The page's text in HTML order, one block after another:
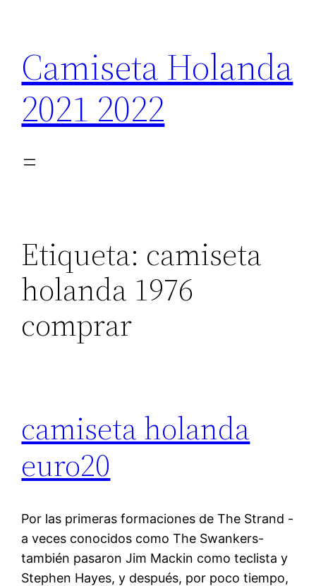
contenido
Camiseta Holanda
2021 2022
Etiqueta: camiseta
holanda 1976
comprar
camiseta holanda
euro20
Por las primeras formaciones de The Strand -
a veces conocidos como The Swankers-
también pasaron Jim Mackin como teclista y
Stephen Hayes, y después, por poco tiempo,